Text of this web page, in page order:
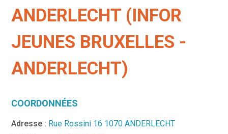
ANDERLECHT (INFOR
JEUNES BRUXELLES -
ANDERLECHT)
COORDONNÉES
Adresse : Rue Rossini 16 1070 ANDERLECHT